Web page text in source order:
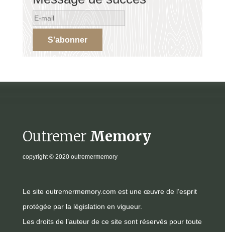
S'abonner
Outremer Memory
copyright© 2020 outremermemory
Le site outremermemory.com est une œuvre de l’esprit
protégée par la législation en vigueur.
Les droits de l’auteur de ce site sont réservés pour toute